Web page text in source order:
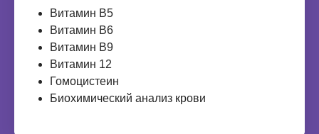
Витамин B5
Витамин B6
Витамин B9
Витамин 12
Гомоцистеин
Биохимический анализ крови